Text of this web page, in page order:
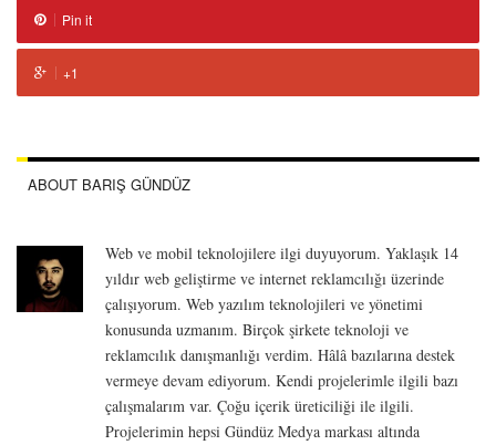
Pin it
+1
ABOUT BARIŞ GÜNDÜZ
Web ve mobil teknolojilere ilgi duyuyorum. Yaklaşık 14
yıldır web geliştirme ve internet reklamcılığı üzerinde
çalışıyorum. Web yazılım teknolojileri ve yönetimi
konusunda uzmanım. Birçok şirkete teknoloji ve
reklamcılık danışmanlığı verdim. Hâlâ bazılarına destek
vermeye devam ediyorum. Kendi projelerimle ilgili bazı
çalışmalarım var. Çoğu içerik üreticiliği ile ilgili.
Projelerimin hepsi Gündüz Medya markası altında